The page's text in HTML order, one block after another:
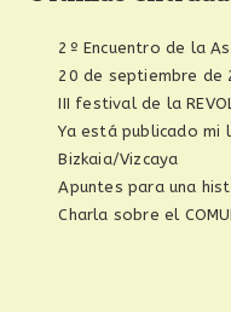
2º Encuentro de la
20 de septiembre de
III festival de la
Ya está publicado mi
Bizkaia/Vizcaya
Apuntes para una
Charla sobre el